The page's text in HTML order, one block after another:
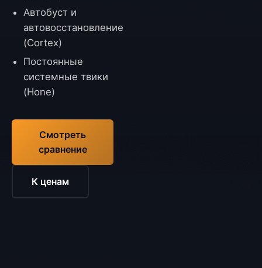
Автобуст и
автовосстановление
(Cortex)
Постоянные
системные твики
(Hone)
Смотреть
сравнение
К ценам